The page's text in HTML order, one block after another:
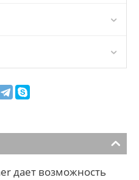
дает возможность